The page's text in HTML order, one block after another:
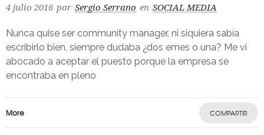
4 julio 2016 por Sergio Serrano en SOCIAL MEDIA
Nunca quise ser community manager, ni siquiera sabía
escribirlo bien, siempre dudaba ¿dos emes o una? Me vi
abocado a aceptar el puesto porque la empresa se
encontraba en pleno
More COMPARTIR